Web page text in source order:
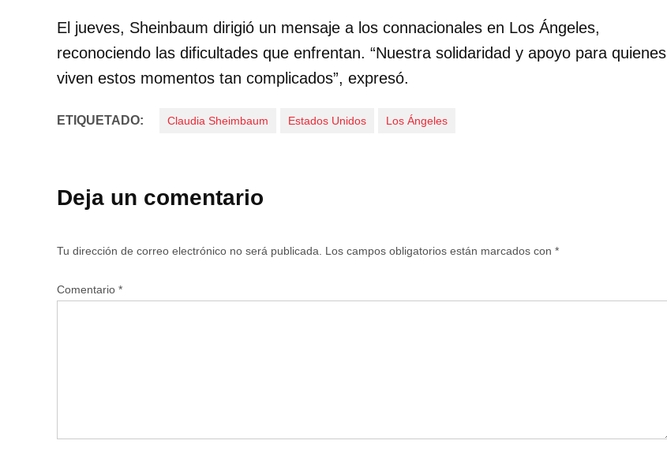
El jueves, Sheinbaum dirigió un mensaje a los connacionales en Los Ángeles,
reconociendo las dificultades que enfrentan. “Nuestra solidaridad y apoyo para quienes
viven estos momentos tan complicados”, expresó.
ETIQUETADO: Claudia Sheimbaum Estados Unidos Los Ángeles
Deja un comentario
Tu dirección de correo electrónico no será publicada. Los campos obligatorios están marcados con *
Comentario *